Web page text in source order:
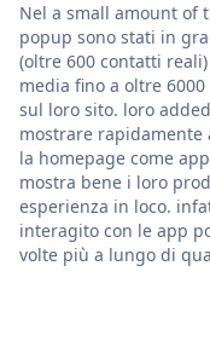
Nel a small amount of
popup sono stati in
(oltre 600 contatti
media fino a oltre
sul loro sito. loro
mostrare
la homepage come
mostra bene i loro
esperienza in loco.
interagito con le app
volte più a lungo di